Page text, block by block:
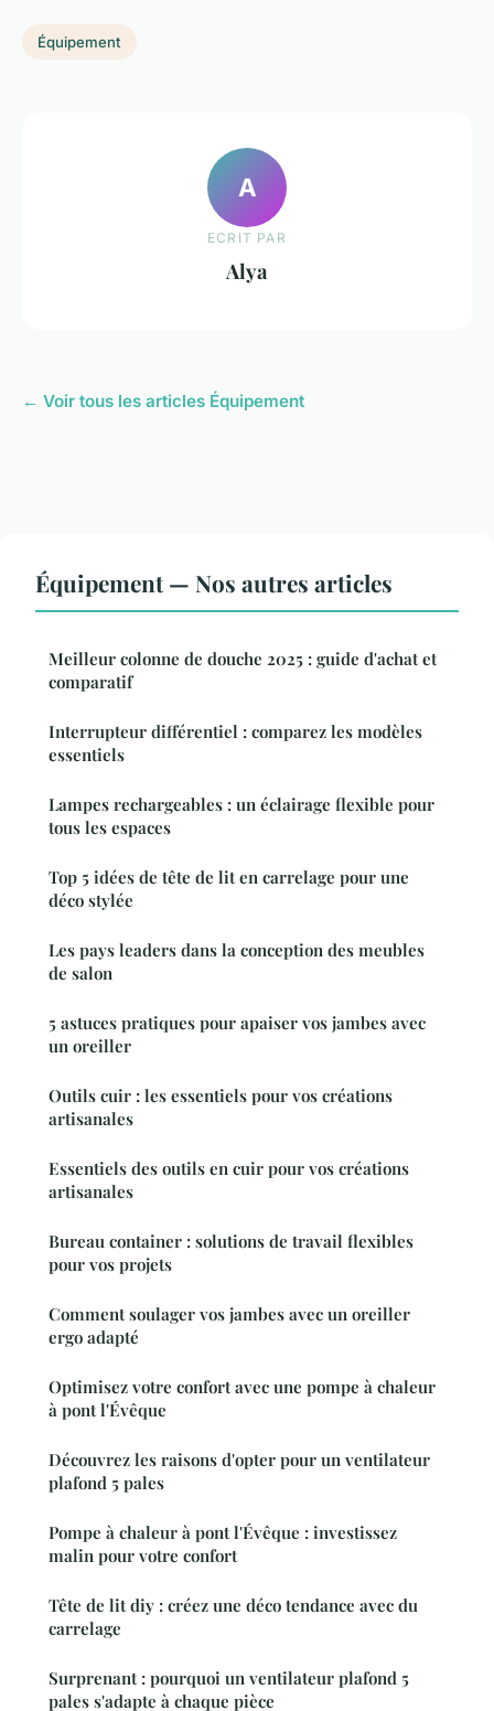
Équipement
A
ECRIT PAR
Alya
← Voir tous les articles Équipement
Équipement — Nos autres articles
Meilleur colonne de douche 2025 : guide d'achat et
comparatif
Interrupteur différentiel : comparez les modèles
essentiels
Lampes rechargeables : un éclairage flexible pour
tous les espaces
Top 5 idées de tête de lit en carrelage pour une
déco stylée
Les pays leaders dans la conception des meubles
de salon
5 astuces pratiques pour apaiser vos jambes avec
un oreiller
Outils cuir : les essentiels pour vos créations
artisanales
Essentiels des outils en cuir pour vos créations
artisanales
Bureau container : solutions de travail flexibles
pour vos projets
Comment soulager vos jambes avec un oreiller
ergo adapté
Optimisez votre confort avec une pompe à chaleur
à pont l'Évêque
Découvrez les raisons d'opter pour un ventilateur
plafond 5 pales
Pompe à chaleur à pont l'Évêque : investissez
malin pour votre confort
Tête de lit diy : créez une déco tendance avec du
carrelage
Surprenant : pourquoi un ventilateur plafond 5
pales s'adapte à chaque pièce